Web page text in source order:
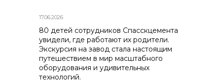
реализация неликвидов
17.06.2026
80 детей сотрудников Спасскцемента
увидели, где работают их родители.
Экскурсия на завод стала настоящим
путешествием в мир масштабного
оборудования и удивительных
технологий.